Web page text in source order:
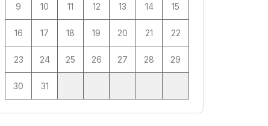
9 10 11 12 13 14 15
16 17 18 19 20 21 22
23 24 25 26 27 28 29
30 31